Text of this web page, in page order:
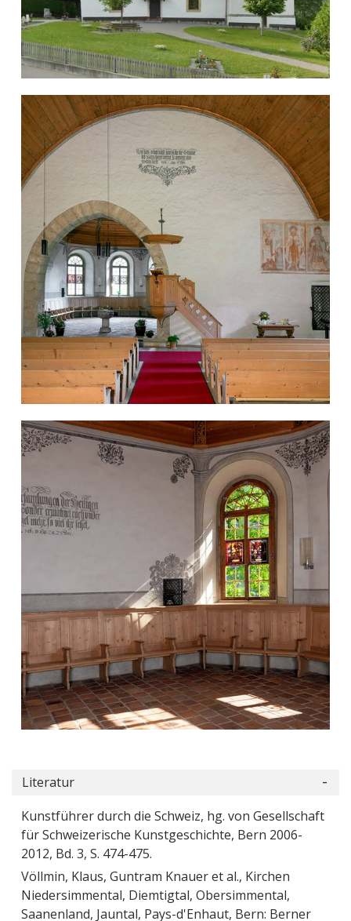
Literatur
Kunstführer durch die Schweiz, hg. von Gesellschaft
für Schweizerische Kunstgeschichte, Bern 2006-
2012, Bd. 3, S. 474-475.
Völlmin, Klaus, Guntram Knauer et al., Kirchen
Niedersimmental, Diemtigtal, Obersimmental,
Saanenland, Jauntal, Pays-d'Enhaut, Bern: Berner